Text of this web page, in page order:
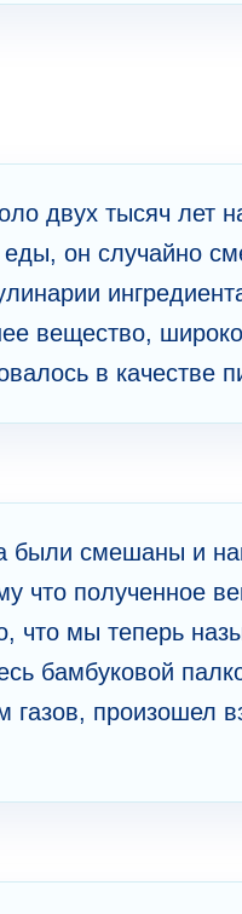
двух тысяч лет
еды, он случайно
вещество,
в качестве
были смешаны и
что полученное
что мы теперь
бамбуковой
газов, произошел